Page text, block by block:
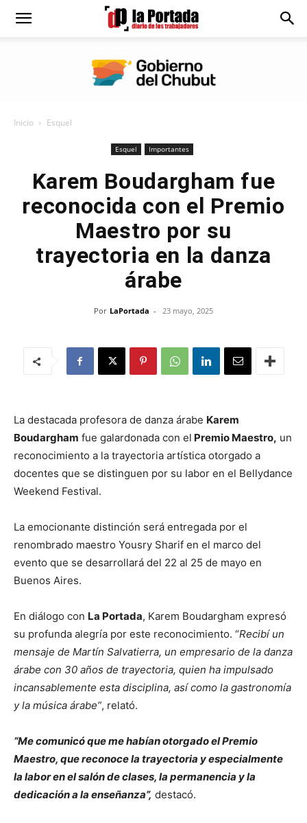
Diario
Inicio Esquel
Esquel Importantes
Karem Boudargham fue
reconocida con el Premio
Maestro por su
trayectoria en la danza
árabe
Por LaPortada - 23 mayo, 2025
La destacada profesora de danza árabe Karem
Boudargham fue galardonada con el Premio Maestro, un
reconocimiento a la trayectoria artística otorgado a
docentes que se distinguen por su labor en el Bellydance
Weekend Festival.
La emocionante distinción será entregada por el
renombrado maestro Yousry Sharif en el marco del
evento que se desarrollará del 22 al 25 de mayo en
Buenos Aires.
En diálogo con La Portada, Karem Boudargham expresó
su profunda alegría por este reconocimiento. “Recibí un
mensaje de Martín Salvatierra, un empresario de la danza
árabe con 30 años de trayectoria, quien ha impulsado
incansablemente esta disciplina, así como la gastronomía
y la música árabe”, relató.
“Me comunicó que me habían otorgado el Premio
Maestro, que reconoce la trayectoria y especialmente
la labor en el salón de clases, la permanencia y la
dedicación a la enseñanza”, destacó.